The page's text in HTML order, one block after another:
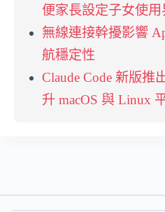
便家長設定子女使用
無線連接幹擾影響
航穩定性
Claude Code 新版推
升 macOS 與 Linux